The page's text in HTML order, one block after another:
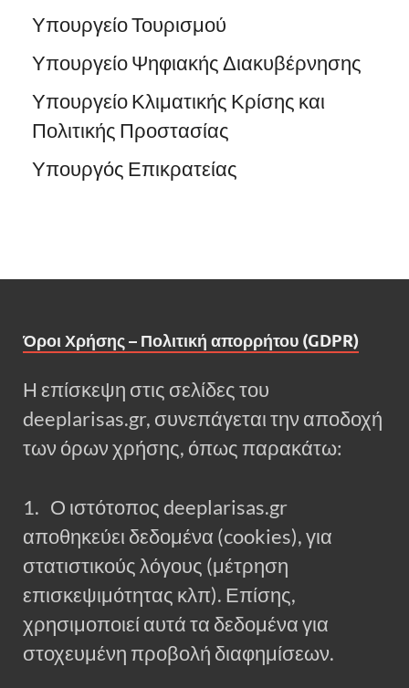
Υπουργείο Τουρισμού
Υπουργείο Ψηφιακής Διακυβέρνησης
Υπουργείο Κλιματικής Κρίσης και
Πολιτικής Προστασίας
Υπουργός Επικρατείας
Όροι Χρήσης – Πολιτική απορρήτου (GDPR)
Η επίσκεψη στις σελίδες του
deeplarisas.gr, συνεπάγεται την αποδοχή
των όρων χρήσης, όπως παρακάτω:
1. Ο ιστότοπος deeplarisas.gr
αποθηκεύει δεδομένα (cookies), για
στατιστικούς λόγους (μέτρηση
επισκεψιμότητας κλπ). Επίσης,
χρησιμοποιεί αυτά τα δεδομένα για
στοχευμένη προβολή διαφημίσεων.